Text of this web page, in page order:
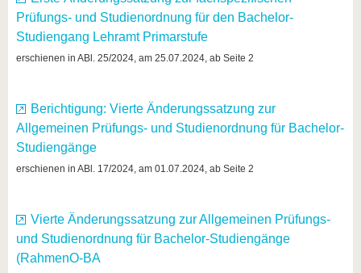
Prüfungs- und Studienordnung für den Bachelor-
Studiengang Lehramt Primarstufe
erschienen in ABl. 25/2024, am 25.07.2024, ab Seite 2
Berichtigung: Vierte Änderungssatzung zur
Allgemeinen Prüfungs- und Studienordnung für Bachelor-
Studiengänge
erschienen in ABl. 17/2024, am 01.07.2024, ab Seite 2
Vierte Änderungssatzung zur Allgemeinen Prüfungs-
und Studienordnung für Bachelor-Studiengänge
(RahmenO-BA